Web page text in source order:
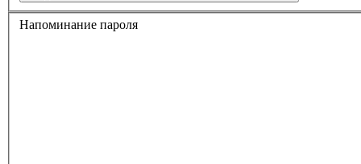
Напоминание пароля